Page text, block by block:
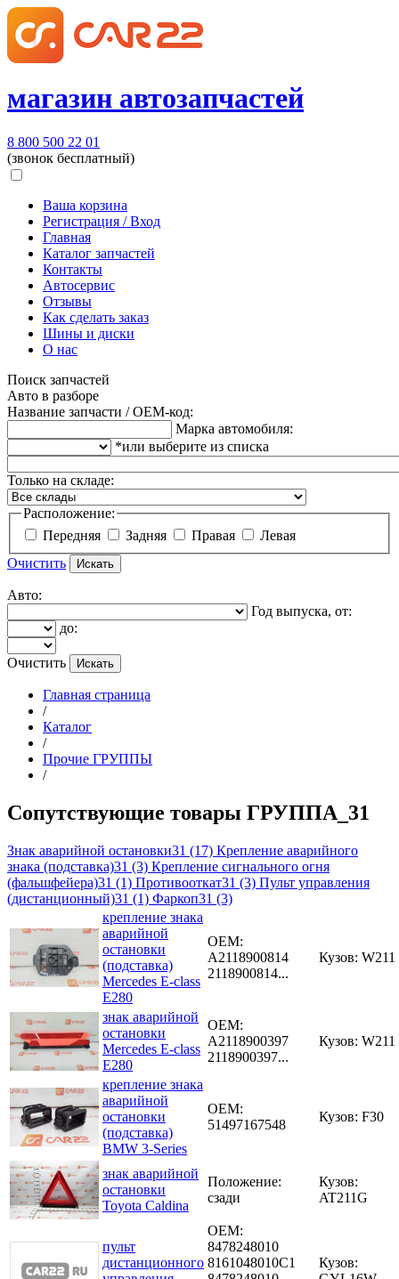
магазин автозапчастей
8 800 500 22 01
(звонок бесплатный)
Ваша корзина
Регистрация / Вход
Главная
Каталог запчастей
Контакты
Автосервис
Отзывы
Как сделать заказ
Шины и диски
О нас
Поиск запчастей
Авто в разборе
Название запчасти / OEM-код:
Марка автомобиля:
*или выберите из списка
Только на складе:
Расположение:
Передняя
Задняя Правая
Левая
Очистить
Авто:
Год выпуска, от:
до:
Очистить
Главная страница
/
Каталог
/
Прочие ГРУППЫ
/
Сопутствующие товары ГРУППА_31
Знак аварийной остановки31 (17) Крепление аварийного
знака (подставка)31 (3) Крепление сигнального огня
(фальшфейера)31 (1) Противооткат31 (3) Пульт управления
(дистанционный)31 (1) Фаркоп31 (3)
крепление знака
аварийной
остановки
(подставка)
Mercedes E-class
E280
OEM:
A2118900814
2118900814...
Кузов: W211
знак аварийной
остановки
Mercedes E-class
E280
OEM:
A2118900397
2118900397...
Кузов: W211
крепление знака
аварийной
остановки
(подставка)
BMW 3-Series
OEM:
51497167548
Кузов: F30
знак аварийной
остановки
Toyota Caldina
Положение:
сзади
Кузов:
AT211G
пульт
дистанционного
OEM:
8478248010
8161048010C1
Кузов: